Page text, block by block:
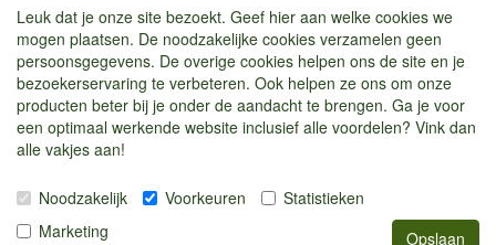
Hoofdweg 36
1433 JW Kudelstaart
info@kamperenenzo.nl
Tel : 06 125 82 112
Handelend onder
KvK nummer : 70477329
Leuk dat je onze site bezoekt. Geef hier aan welke cookies we
mogen plaatsen. De noodzakelijke cookies verzamelen geen
persoonsgegevens. De overige cookies helpen ons de site en je
bezoekerservaring te verbeteren. Ook helpen ze ons om onze
producten beter bij je onder de aandacht te brengen. Ga je voor
een optimaal werkende website inclusief alle voordelen? Vink dan
alle vakjes aan!
Noodzakelijk Voorkeuren
Statistieken
Marketing
Opslaan